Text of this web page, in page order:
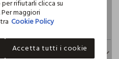
rifiutarli clicca su
maggiori
Cookie Policy
Accetta tutti i cookie